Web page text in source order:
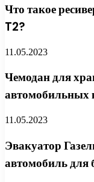
Что такое
T2?
11.05.2023
Чемодан для
автомобильных
11.05.2023
Эвакуатор
автомобиль для